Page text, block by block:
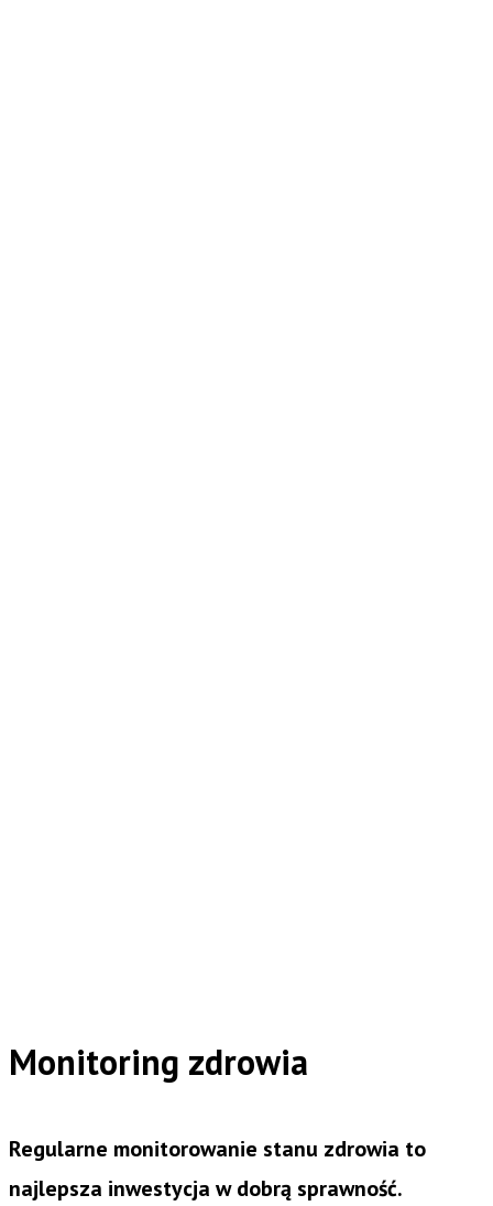
Monitoring zdrowia
Regularne monitorowanie stanu zdrowia to
najlepsza inwestycja w dobrą sprawność.